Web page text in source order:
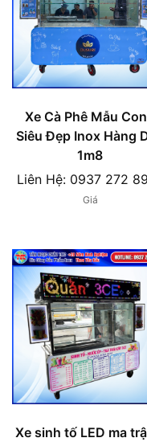
Xe Cà Phê Mẫu
Siêu Đẹp Inox Hàng
1m8
Liên Hệ: 0937 272
Giá
Xe sinh tố LED ma